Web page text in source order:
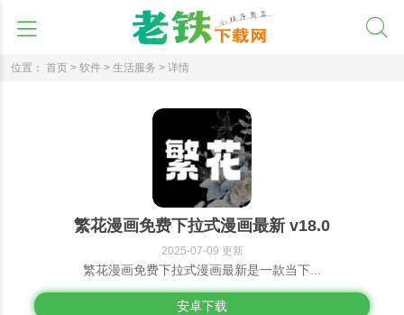
位置： 首页 > 软件 > 生活服务 > 详情
繁花漫画免费下拉式漫画最新 v18.0
2025-07-09 更新
繁花漫画免费下拉式漫画最新是一款当下...
安卓下载